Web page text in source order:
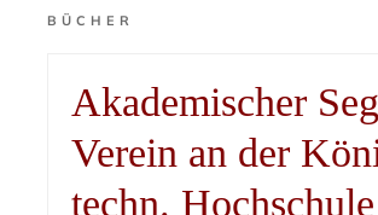
BÜCHER
Akademischer
Verein an der
techn.